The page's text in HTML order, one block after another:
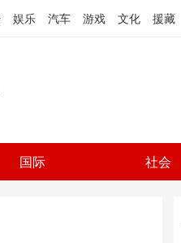
娱乐 汽车 游戏 文化 援藏
国际 社会